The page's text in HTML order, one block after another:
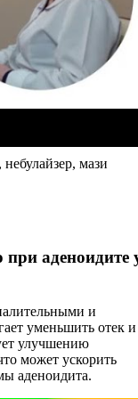
мази
при аденоидите
и
уменьшить отек и
улучшению
может ускорить
аденоидита.